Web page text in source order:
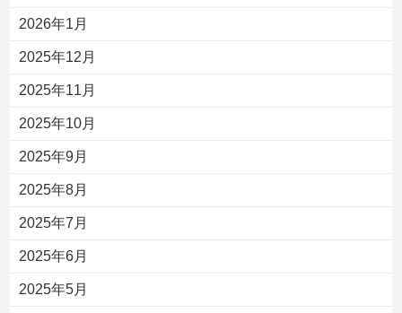
2026年1月
2025年12月
2025年11月
2025年10月
2025年9月
2025年8月
2025年7月
2025年6月
2025年5月